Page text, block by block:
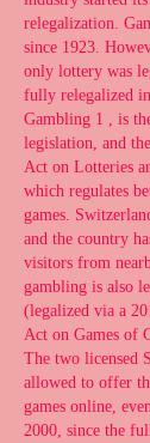
relegalization.
since 1923.
only lottery was
fully relegalized
Gambling 1 , is
legislation, and
Act on Lotteries
which regulates
games.
and the country
visitors from
gambling is also
(legalized via a
Act on Games of
The two licensed
allowed to offer
games online,
2000, since the